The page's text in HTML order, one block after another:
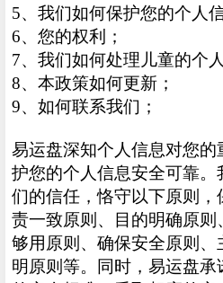
5、我们如何保护您的个人
6、您的权利；
7、我们如何处理儿童的个
8、本政策如何更新；
9、如何联系我们；
易运盘深知个人信息对您
护您的个人信息安全可靠
们的信任，恪守以下原则，
责一致原则、目的明确原
够用原则、确保安全原则
明原则等。同时，易运盘